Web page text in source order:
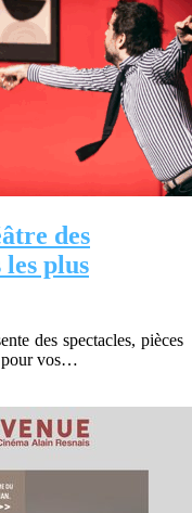
des
plus
des spectacles, pièces
pour vos…